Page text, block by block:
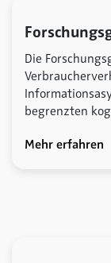
Die
begrenzten
Mehr erfahren